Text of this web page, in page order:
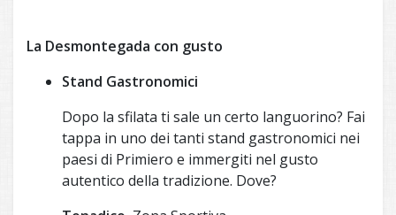
La Desmontegada con gusto
Stand Gastronomici
Dopo la sfilata ti sale un certo languorino? Fai
tappa in uno dei tanti stand gastronomici nei
paesi di Primiero e immergiti nel gusto
autentico della tradizione. Dove?